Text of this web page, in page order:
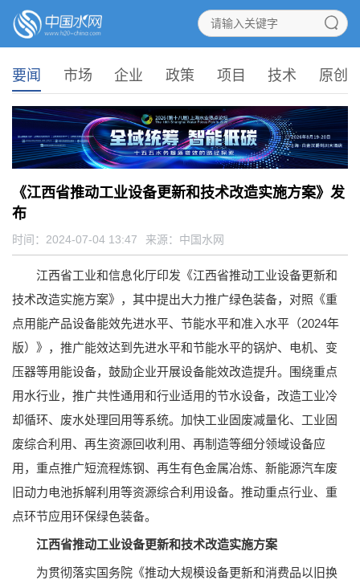
要闻 市场 企业 政策 项目 技术 原创
《江西省推动工业设备更新和技术改造实施方案》发
布
时间：2024-07-04 13:47 来源： 中国水网
江西省工业和信息化厅印发《江西省推动工业设备更新和
技术改造实施方案》，其中提出大力推广绿色装备，对照《重
点用能产品设备能效先进水平、节能水平和准入水平（2024年
版）》，推广能效达到先进水平和节能水平的锅炉、电机、变
压器等用能设备，鼓励企业开展设备能效改造提升。围绕重点
用水行业，推广共性通用和行业适用的节水设备，改造工业冷
却循环、废水处理回用等系统。加快工业固废减量化、工业固
废综合利用、再生资源回收利用、再制造等细分领域设备应
用，重点推广短流程炼钢、再生有色金属冶炼、新能源汽车废
旧动力电池拆解利用等资源综合利用设备。推动重点行业、重
点环节应用环保绿色装备。
江西省推动工业设备更新和技术改造实施方案
为贯彻落实国务院《推动大规模设备更新和消费品以旧换